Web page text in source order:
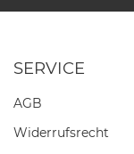
SERVICE
AGB
Widerrufs­recht